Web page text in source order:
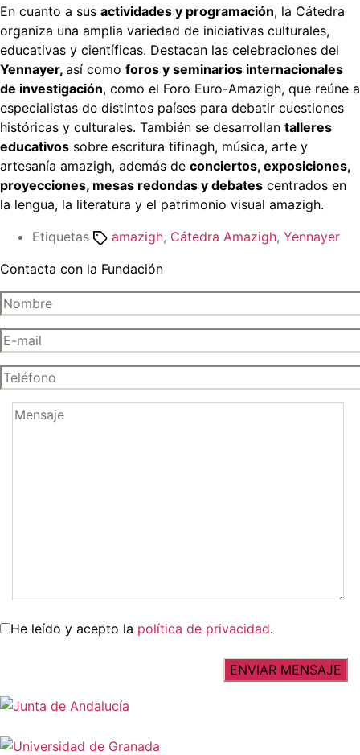
En cuanto a sus actividades y programación, la Cátedra
organiza una amplia variedad de iniciativas culturales,
educativas y científicas. Destacan las celebraciones del
Yennayer, así como foros y seminarios internacionales
de investigación, como el Foro Euro-Amazigh, que reúne a
especialistas de distintos países para debatir cuestiones
históricas y culturales. También se desarrollan talleres
educativos sobre escritura tifinagh, música, arte y
artesanía amazigh, además de conciertos, exposiciones,
proyecciones, mesas redondas y debates centrados en
la lengua, la literatura y el patrimonio visual amazigh.
Etiquetas
amazigh, Cátedra Amazigh, Yennayer
Contacta con la Fundación
He leído y acepto la política de privacidad.